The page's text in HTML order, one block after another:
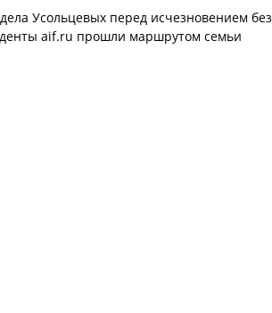
Усольцевых перед исчезновением без
aif.ru прошли маршрутом семьи